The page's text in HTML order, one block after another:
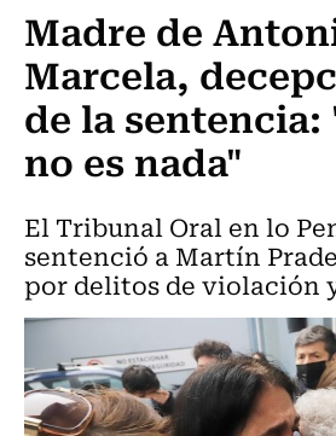
Madre de
Marcela,
de la sentencia:
no es nada"
El Tribunal Oral en lo
sentenció a Martín
por delitos de violación